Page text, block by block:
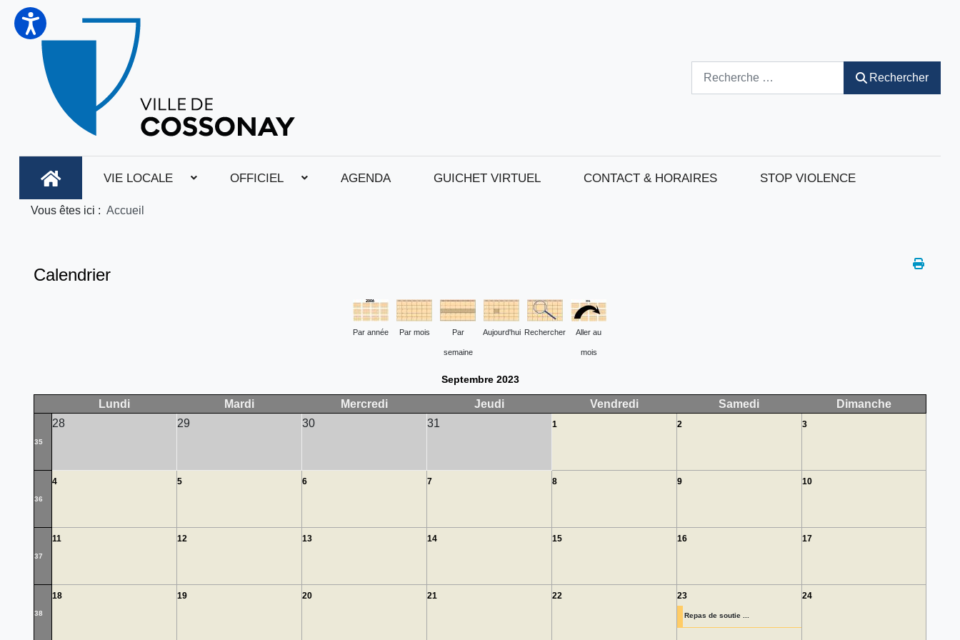
Rechercher
VIE LOCALE OFFICIEL AGENDA GUICHET VIRTUEL CONTACT & HORAIRES STOP VIOLENCE
Vous êtes ici : Accueil
Calendrier
Par année Par mois Par
semaine
Aujourd'hui Rechercher Aller au
mois
Septembre 2023
Lundi Mardi Mercredi Jeudi Vendredi Samedi Dimanche
35
28 29 30 31 1 2 3
36
4 5 6 7 8 9 10
37
11 12 13 14 15 16 17
38
18 19 20 21 22 23
Repas de soutie ...
24